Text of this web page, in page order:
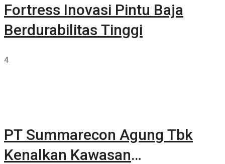
Fortress Inovasi Pintu Baja
Berdurabilitas Tinggi
4
PT Summarecon Agung Tbk
Kenalkan Kawasan